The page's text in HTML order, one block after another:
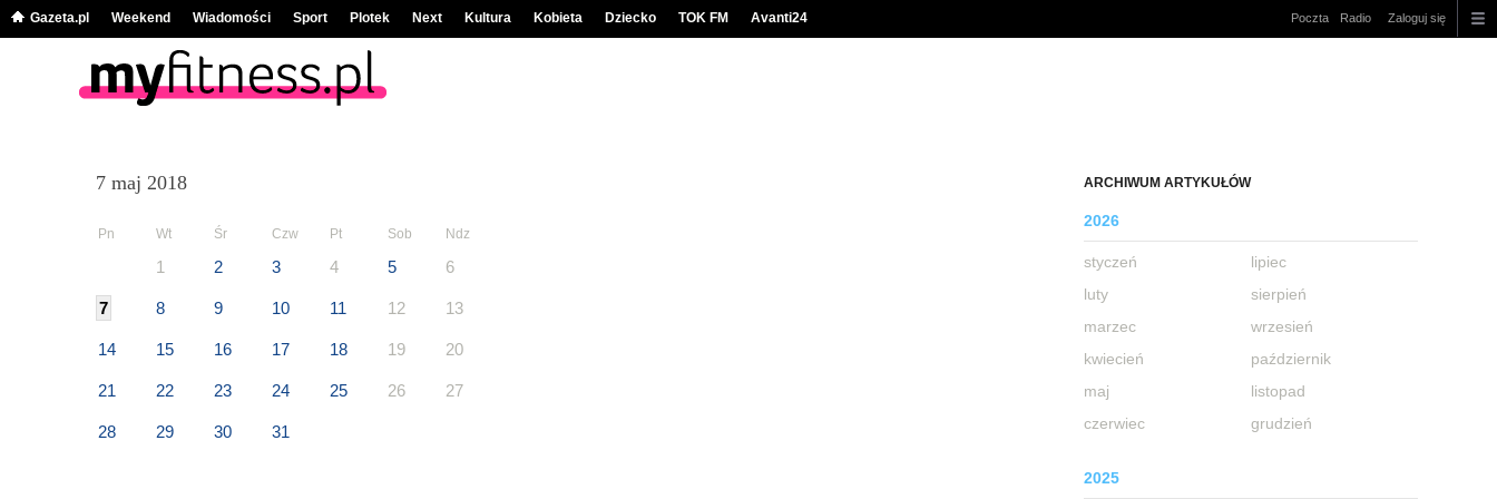
Gazeta.pl Weekend Wiadomości Sport Plotek Next Kultura Kobieta Dziecko TOK FM Avanti24 Poczta Radio Zaloguj się
ARCHIWUM ARTYKUŁÓW
2026
styczeń
luty
marzec
kwiecień
maj
czerwiec
lipiec
sierpień
wrzesień
październik
listopad
grudzień
2025
7 maj 2018
Pn Wt Śr Czw Pt Sob Ndz
1 2 3 4 5 6
7 8 9 10 11 12 13
14 15 16 17 18 19 20
21 22 23 24 25 26 27
28 29 30 31